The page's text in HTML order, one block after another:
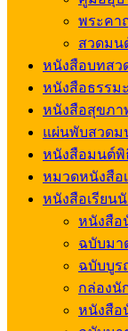
พระคา
สวดมน
หนังสือบทสว
หนังสือธรรมะ
หนังสือสุขภ
แผ่นพับสวดม
หนังสือมนต์พิ
หมวดหนังสือ
หนังสือเรียน
หนังสือ
ฉบับมา
ฉบับบูร
กล่องนั
หนังสือ